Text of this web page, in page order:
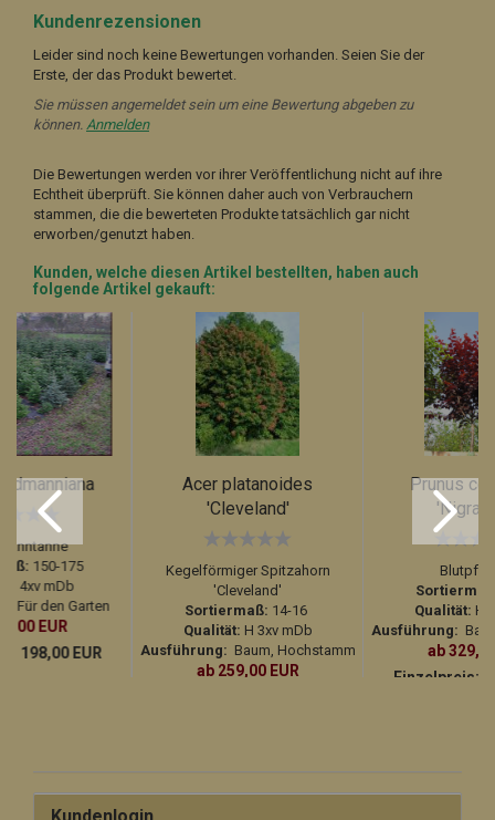
Kundenrezensionen
Leider sind noch keine Bewertungen vorhanden. Seien Sie der
Erste, der das Produkt bewertet.
Sie müssen angemeldet sein um eine Bewertung abgeben zu
können. Anmelden
Die Bewertungen werden vor ihrer Veröffentlichung nicht auf ihre
Echtheit überprüft. Sie können daher auch von Verbrauchern
stammen, die die bewerteten Produkte tatsächlich gar nicht
erworben/genutzt haben.
Kunden, welche diesen Artikel bestellten, haben auch
folgende Artikel gekauft:
150-175
4xv mDb
Für den Garten
EUR
198,00 EUR
Acer platanoides
'Cleveland'
Kegelförmiger Spitzahorn
'Cleveland'
Sortiermaß: 14-16
Qualität: H 3xv mDb
Ausführung: Baum, Hochstamm
ab 259,00 EUR
Prunus
'Nigra'
Qualität: H
Ausführung:
ab
Einzelpreis:
Kundenlogin